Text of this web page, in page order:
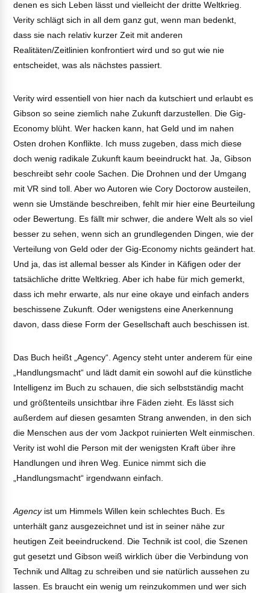
denen es sich Leben lässt und vielleicht der dritte Weltkrieg.
Verity schlägt sich in all dem ganz gut, wenn man bedenkt,
dass sie nach relativ kurzer Zeit mit anderen
Realitäten/Zeitlinien konfrontiert wird und so gut wie nie
entscheidet, was als nächstes passiert.
Verity wird essentiell von hier nach da kutschiert und erlaubt es
Gibson so seine ziemlich nahe Zukunft darzustellen. Die Gig-
Economy blüht. Wer hacken kann, hat Geld und im nahen
Osten drohen Konflikte. Ich muss zugeben, dass mich diese
doch wenig radikale Zukunft kaum beeindruckt hat. Ja, Gibson
beschreibt sehr coole Sachen. Die Drohnen und der Umgang
mit VR sind toll. Aber wo Autoren wie Cory Doctorow austeilen,
wenn sie Umstände beschreiben, fehlt mir hier eine Beurteilung
oder Bewertung. Es fällt mir schwer, die andere Welt als so viel
besser zu sehen, wenn sich an grundlegenden Dingen, wie der
Verteilung von Geld oder der Gig-Economy nichts geändert hat.
Und ja, das ist allemal besser als Kinder in Käfigen oder der
tatsächliche dritte Weltkrieg. Aber ich habe für mich gemerkt,
dass ich mehr erwarte, als nur eine okaye und einfach anders
beschissene Zukunft. Oder wenigstens eine Anerkennung
davon, dass diese Form der Gesellschaft auch beschissen ist.
Das Buch heißt „Agency“. Agency steht unter anderem für eine
„Handlungsmacht“ und lädt damit ein sowohl auf die künstliche
Intelligenz im Buch zu schauen, die sich selbstständig macht
und größtenteils unsichtbar ihre Fäden zieht. Es lässt sich
außerdem auf diesen gesamten Strang anwenden, in den sich
die Menschen aus der vom Jackpot ruinierten Welt einmischen.
Verity ist wohl die Person mit der wenigsten Kraft über ihre
Handlungen und ihren Weg. Eunice nimmt sich die
„Handlungsmacht“ irgendwann einfach.
Agencyist um Himmels Willen kein schlechtes Buch. Es
unterhält ganz ausgezeichnet und ist in seiner nähe zur
heutigen Zeit beeindruckend. Die Technik ist cool, die Szenen
gut gesetzt und Gibson weiß wirklich über die Verbindung von
Technik und Alltag zu schreiben und sie natürlich aussehen zu
lassen. Es braucht ein wenig um reinzukommen und wer sich